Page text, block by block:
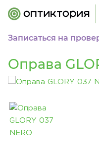
Записаться на
Оправа